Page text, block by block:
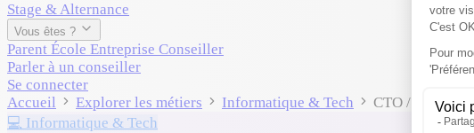
Stage & Alternance
Vous êtes ?
Parent École Entreprise Conseiller
Parler à un conseiller
Se connecter
Accueil
Explorer les métiers Informatique & Tech
CTO /
💻 Informatique & Tech